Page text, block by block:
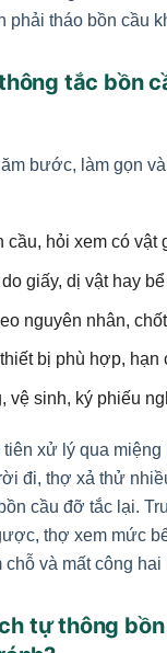
phải tháo bồn cầu
tắc bồn
bước, làm gọn
cầu, hỏi xem có vật
giấy, dị vật hay
nguyên nhân,
bị phù hợp, hạn
vệ sinh, ký phiếu
xử lý qua miệng
đi, thợ xả thử
cầu đỡ tắc lại.
thợ xem mức
chỗ và mất công hai
tự thông